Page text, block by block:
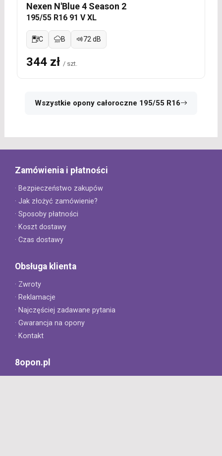
Nexen N'Blue 4 Season 2
195/55 R16 91 V XL
C B 72 dB
344 zł / szt.
Wszystkie opony całoroczne 195/55 R16
Zamówienia i płatności
· Bezpieczeństwo zakupów
· Jak złożyć zamówienie?
· Sposoby płatności
· Koszt dostawy
· Czas dostawy
Obsługa klienta
· Zwroty
· Reklamacje
· Najczęściej zadawane pytania
· Gwarancja na opony
· Kontakt
8opon.pl